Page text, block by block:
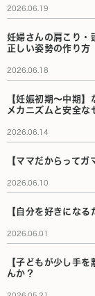
2026.06.19
妊婦さんの肩こり・
正しい姿勢の作り方
2026.06.18
【妊娠初期〜中期
メカニズムと安全な
2026.06.14
【ママだからって
2026.06.10
【自分を好きにな
2026.06.01
【子どもが少し手
んか？